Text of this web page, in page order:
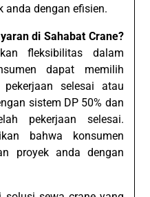
anda dengan efisien.
di Sahabat Crane?
fleksibilitas dalam
dapat memilih
selesai atau
sistem DP 50% dan
pekerjaan selesai.
bahwa konsumen
proyek anda dengan